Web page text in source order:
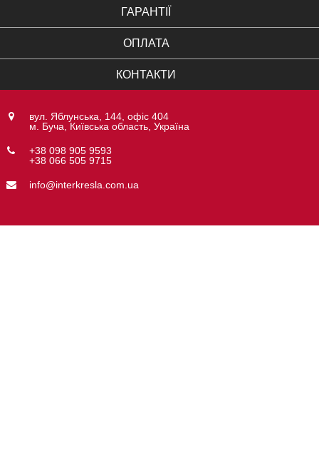
ГАРАНТІЇ
ОПЛАТА
КОНТАКТИ
вул. Яблунська, 144, офіс 404
м. Буча, Київська область, Україна
+38 098 905 9593
+38 066 505 9715
info@interkresla.com.ua